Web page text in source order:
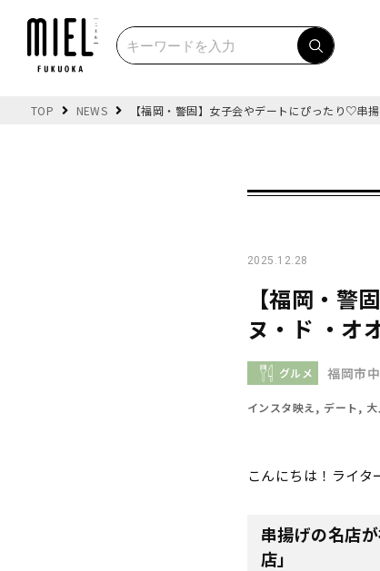
TOP NEWS 【福岡・警固】女子会やデートにぴったり♡串
2025.12.28
【福岡・
ヌ・ド ・オ
グルメ 福岡市
インスタ映え デート
こんにちは！ライタ
串揚げの名店
店」